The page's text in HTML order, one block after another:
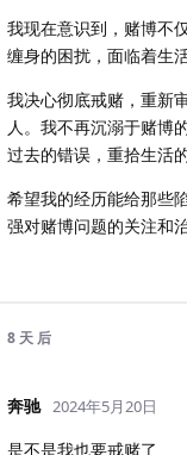
我现在意识到，赌博不
缠身的困扰，面临着生
我决心彻底戒赌，重新
人。我不再沉溺于赌博
过去的错误，重拾生活
希望我的经历能给那些
强对赌博问题的关注和
8 天 后
奔驰 2024年5月20日
是不是我也要戒赌了